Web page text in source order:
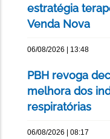
estratégia
Venda Nova
06/08/2026 | 13:48
PBH revoga
melhora dos
respiratórias
06/08/2026 | 08:17